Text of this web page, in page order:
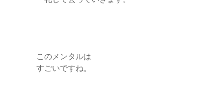
このメンタルは
すごいですね。